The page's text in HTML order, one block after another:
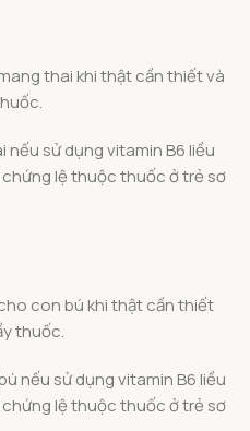
thai khi thật cần thiết và
nếu sử dụng vitamin B6 liều
lệ thuộc thuốc ở trẻ sơ
con bú khi thật cần thiết
thuốc.
nếu sử dụng vitamin B6 liều
lệ thuộc thuốc ở trẻ sơ